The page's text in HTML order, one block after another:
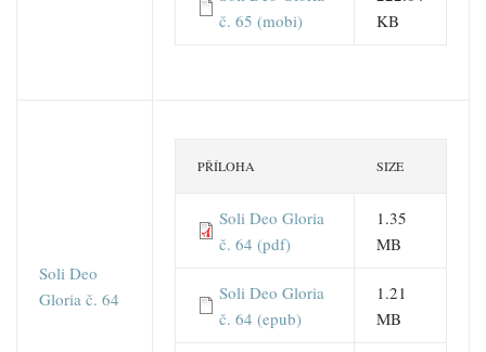
č. 65 (mobi)
KB
Soli Deo
Gloria č. 64
PŘÍLOHA SIZE
Soli Deo Gloria
č. 64 (pdf)
1.35
MB
Soli Deo Gloria
č. 64 (epub)
1.21
MB